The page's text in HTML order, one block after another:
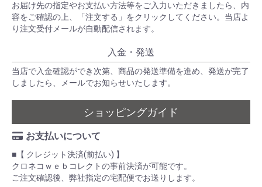
お届け先の指定やお支払い方法等をご入力いただきましたら、内
容をご確認の上、「注文する」をクリックしてください。当店よ
り注文受付メールが自動配信されます。
入金・発送
当店で入金確認ができ次第、商品の発送準備を進め、発送が完了
しましたら、メールでお知らせいたします。
ショッピングガイド
お支払いについて
■【 クレジット決済(前払い) 】
クロネコｗｅｂコレクトの事前決済が可能です。
ご注文確認後、弊社指定の宅配便でお送りします。